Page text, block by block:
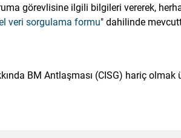
görevlisine ilgili bilgileri vererek,
veri sorgulama formu" dahilinde
BM Antlaşması (CISG) hariç